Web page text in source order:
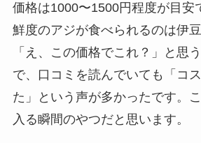
価格は1000〜1500円程度が目安
鮮度のアジが食べられるのは伊豆
「え、この価格でこれ？」と思
で、口コミを読んでいても「コ
た」という声が多かったです。
入る瞬間のやつだと思います。